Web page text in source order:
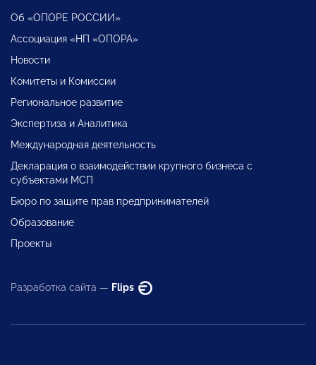
Об «ОПОРЕ РОССИИ»
Ассоциация «НП «ОПОРА»
Новости
Комитеты и Комиссии
Региональное развитие
Экспертиза и Аналитика
Международная деятельность
Декларация о взаимодействии крупного бизнеса с
субъектами МСП
Бюро по защите прав предпринимателей
Образование
Проекты
Разработка сайта — Flips